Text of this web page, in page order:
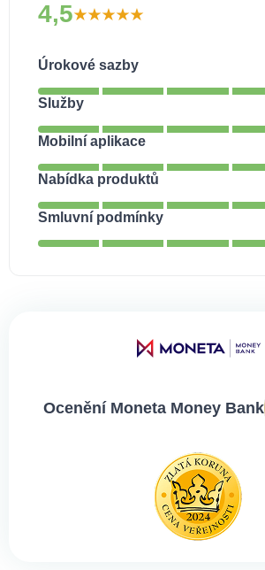
4,5
Úrokové sazby
Služby
Mobilní aplikace
Nabídka produktů
Smluvní podmínky
Ocenění Moneta Money Bank